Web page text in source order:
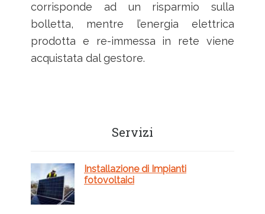
corrisponde ad un risparmio sulla
bolletta, mentre l’energia elettrica
prodotta e re-immessa in rete viene
acquistata dal gestore.
primaria
Servizi
Installazione di Impianti
fotovoltaici